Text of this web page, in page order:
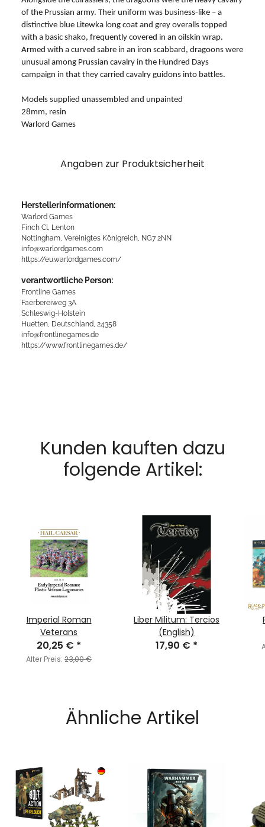
of the Prussian army. Their uniform was business-like – a
distinctive blue Litewka long coat and grey overalls topped
with a basic shako, frequently covered in an oilskin wrap.
Armed with a curved sabre in an iron scabbard, dragoons were
unusual among Prussian cavalry in the Hundred Days
campaign in that they carried cavalry guidons into battles.
Models supplied unassembled and unpainted
28mm, resin
Warlord Games
Angaben zur Produktsicherheit
Herstellerinformationen:
Warlord Games
Finch Cl, Lenton
Nottingham, Vereinigtes Königreich, NG7 2NN
info@warlordgames.com
https://eu.warlordgames.com/
verantwortliche Person:
Frontline Games
Faerbereiweg 3A
Schleswig-Holstein
Huetten, Deutschland, 24358
info@frontlinegames.de
https://www.frontlinegames.de/
Kunden kauften dazu
folgende Artikel:
Imperial Roman
Veterans
20,25 € *
Alter Preis: 23,00 €
Liber Militum: Tercios
(English)
17,90 € *
Ähnliche Artikel